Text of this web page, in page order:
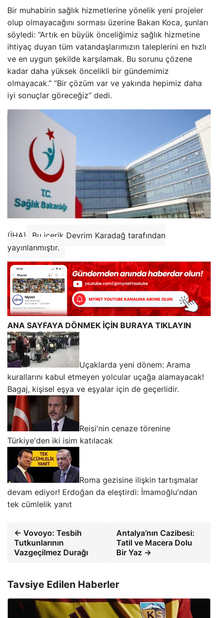
Bir muhabirin sağlık hizmetlerine yönelik yeni projeler
olup olmayacağını sorması üzerine Bakan Koca, şunları
söyledi: “Artık en büyük önceliğimiz sağlık hizmetine
ihtiyaç duyan tüm vatandaşlarımızın taleplerini en hızlı
ve en uygun şekilde karşılamak. Bu sorunu çözene
kadar daha yüksek öncelikli bir gündemimiz
olmayacak.” “Bir çözüm var ve yakında hepimiz daha
iyi sonuçlar göreceğiz” dedi.
(İHA)
Bu içerik Devrim Karadağ tarafından
yayınlanmıştır.
ANA SAYFAYA DÖNMEK İÇİN BURAYA TIKLAYIN
Uçaklarda yeni dönem: Arama
kurallarını kabul etmeyen yolcular uçağa alamayacak!
Bagaj, kişisel eşya ve eşyalar için de geçerlidir.
Reisi'nin cenaze törenine
Türkiye'den iki isim katılacak
Roma gezisine ilişkin tartışmalar
devam ediyor! Erdoğan da eleştirdi: İmamoğlu'ndan
tek cümlelik yanıt
← Vovoyo: Tesbih
Tutkunlarının
Vazgeçilmez Durağı
Antalya’nın Cazibesi:
Tatil ve Macera Dolu
Bir Yaz →
Tavsiye Edilen Haberler